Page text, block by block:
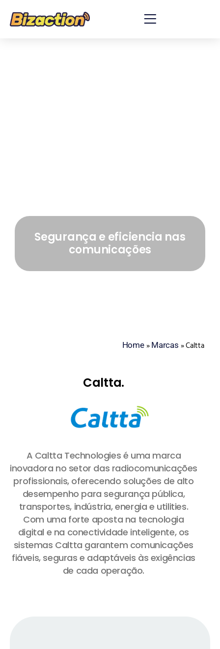
Segurança e eficiencia nas
comunicações
Home» Marcas »Caltta
Caltta.
A Caltta Technologies é uma marca
inovadora no setor das radiocomunicações
profissionais, oferecendo soluções de alto
desempenho para segurança pública,
transportes, indústria, energia e utilities.
Com uma forte aposta na tecnologia
digital e na conectividade inteligente, os
sistemas Caltta garantem comunicações
fiáveis, seguras e adaptáveis às exigências
de cada operação.